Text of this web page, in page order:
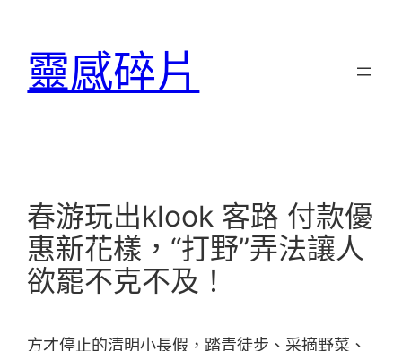
靈感碎片
春游玩出klook 客路 付款優
惠新花樣，“打野”弄法讓人
欲罷不克不及！
方才停止的清明小長假，踏青徒步、采摘野菜、